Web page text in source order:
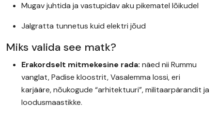
Mugav juhtida ja vastupidav aku pikematel lõikudel
Jalgratta tunnetus kuid elektri jõud
Miks valida see matk?
Erakordselt mitmekesine rada: näed nii Rummu
vanglat, Padise kloostrit, Vasalemma lossi, eri
karjääre, nõukogude “arhitektuuri”, militaarpärandit ja
loodusmaastikke.